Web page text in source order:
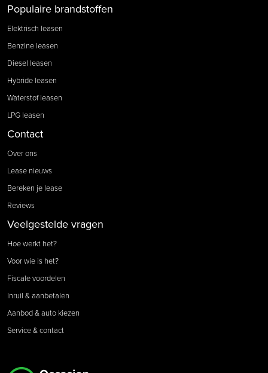
Populaire brandstoffen
Elektrisch leasen
Benzine leasen
Diesel leasen
Hybride leasen
Waterstof leasen
LPG leasen
Contact
Over ons
Lease nieuws
Bereken je lease
Reviews
Veelgestelde vragen
Hoe werkt het?
Voor wie is het?
Fiscale voordelen
Inruil & aanbetalen
Aanbod & auto kiezen
Service & contact